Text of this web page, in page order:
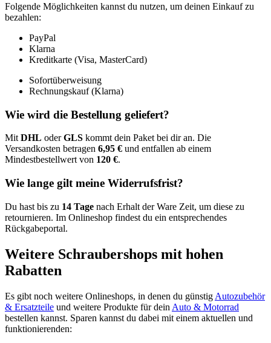
Folgende Möglichkeiten kannst du nutzen, um deinen Einkauf zu
bezahlen:
PayPal
Klarna
Kreditkarte (Visa, MasterCard)
Sofortüberweisung
Rechnungskauf (Klarna)
Wie wird die Bestellung geliefert?
Mit DHL oderGLS kommt dein Paket bei dir an. Die
Versandkosten betragen 6,95 € und entfallen ab einem
Mindestbestellwert von 120 €.
Wie lange gilt meine Widerrufsfrist?
Du hast bis zu 14 Tage nach Erhalt der Ware Zeit, um diese zu
retournieren. Im Onlineshop findest du ein entsprechendes
Rückgabeportal.
Weitere Schraubershops mit hohen
Rabatten
Es gibt noch weitere Onlineshops, in denen du günstig Autozubehör
& Ersatzteile und weitere Produkte für dein Auto & Motorrad
bestellen kannst. Sparen kannst du dabei mit einem aktuellen und
funktionierenden: